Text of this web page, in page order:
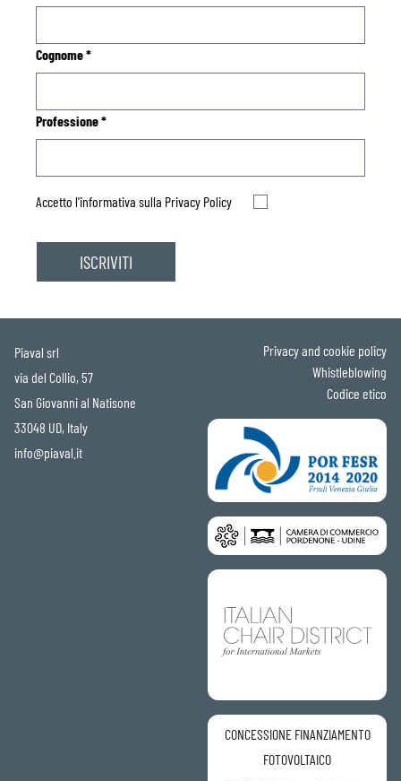
Cognome*
Professione*
Accetto l'informativa sulla Privacy Policy
Piaval srl
via del Collio, 57
San Giovanni al Natisone
33048 UD, Italy
info@piaval.it
Privacy and cookie policy
Whistleblowing
Codice etico
CONCESSIONE FINANZIAMENTO
FOTOVOLTAICO